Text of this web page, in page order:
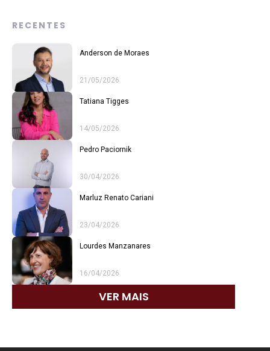
RECENTES
Anderson de Moraes
21/05/2026
Tatiana Tigges
14/05/2026
Pedro Paciornik
30/04/2026
Marluz Renato Cariani
23/04/2026
Lourdes Manzanares
16/04/2026
VER MAIS